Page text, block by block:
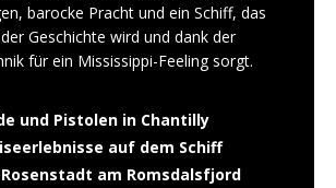
barocke Pracht und ein Schiff, das
Geschichte wird und dank der
für ein Mississippi-Feeling sorgt.
und Pistolen in Chantilly
auf dem Schiff
am Romsdalsfjord